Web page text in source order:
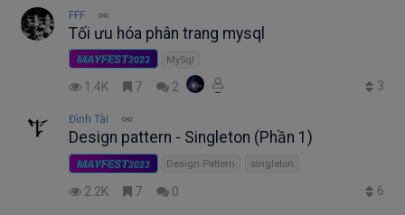
FFF
Tối ưu hóa phân trang mysql
MAYFEST2023 MySql
1.4K 7 2 3
Đình Tài
Design pattern - Singleton (Phần 1)
MAYFEST2023 Design Pattern singleton
2.2K 7 0 6